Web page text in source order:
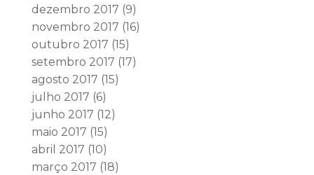
dezembro 2017 (9)
novembro 2017 (16)
outubro 2017 (15)
setembro 2017 (17)
agosto 2017 (15)
julho 2017 (6)
junho 2017 (12)
maio 2017 (15)
abril 2017 (10)
março 2017 (18)